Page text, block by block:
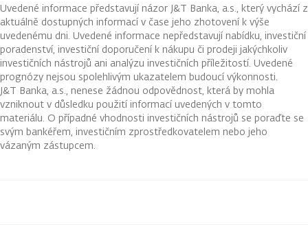
Uvedené informace představují názor J&T Banka, a.s., který vychází z
aktuálně dostupných informací v čase jeho zhotovení k výše
uvedenému dni. Uvedené informace nepředstavují nabídku, investiční
poradenství, investiční doporučení k nákupu či prodeji jakýchkoliv
investičních nástrojů ani analýzu investičních příležitostí. Uvedené
prognózy nejsou spolehlivým ukazatelem budoucí výkonnosti.
J&T Banka, a.s., nenese žádnou odpovědnost, která by mohla
vzniknout v důsledku použití informací uvedených v tomto
materiálu. O případné vhodnosti investičních nástrojů se poraďte se
svým bankéřem, investičním zprostředkovatelem nebo jeho
vázaným zástupcem.